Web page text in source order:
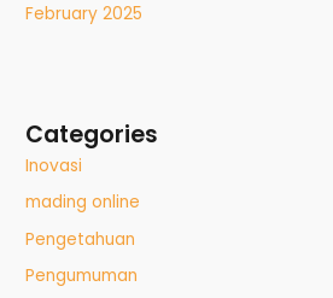
February 2025
Categories
Inovasi
mading online
Pengetahuan
Pengumuman